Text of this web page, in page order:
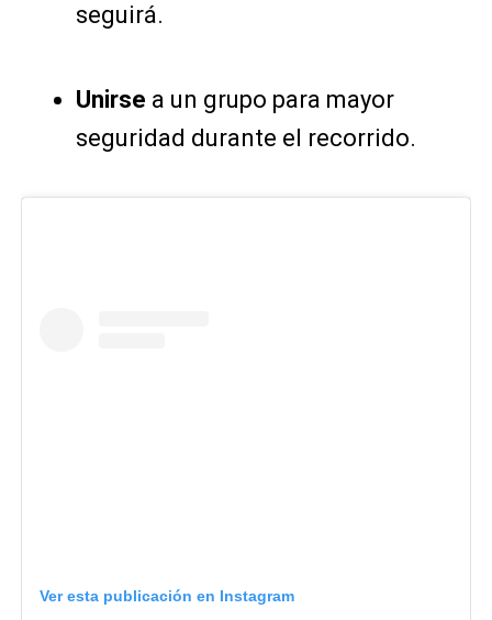
seguirá.
Unirse a un grupo para mayor
seguridad durante el recorrido.
Ver esta publicación en Instagram